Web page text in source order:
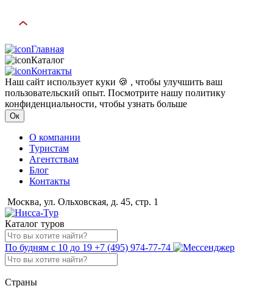
Главная
Каталог
Контакты
Наш сайт использует куки 🍪 , чтобы улучшить ваш
пользовательский опыт. Посмотрите нашу политику
конфиденциальности, чтобы узнать больше
Ок
О компании
Туристам
Агентствам
Блог
Контакты
Москва, ул. Ольховская, д. 45, стр. 1
Каталог туров
По будням с 10 до 19 +7 (495) 974-77-74
Страны